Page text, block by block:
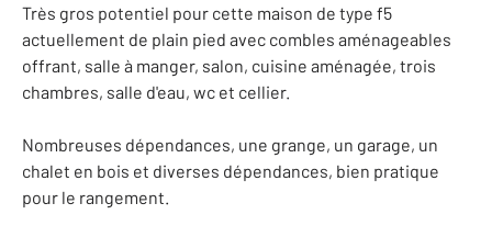
Très gros potentiel pour cette maison de type f5
actuellement de plain pied avec combles aménageables
offrant, salle à manger, salon, cuisine aménagée, trois
chambres, salle d'eau, wc et cellier.
Nombreuses dépendances, une grange, un garage, un
chalet en bois et diverses dépendances, bien pratique
pour le rangement.